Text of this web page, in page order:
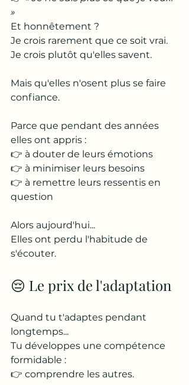
»
Et honnêtement ?
Je crois rarement que ce soit vrai.
Je crois plutôt qu'elles savent.
Mais qu'elles n'osent plus se faire
confiance.
Parce que pendant des années
elles ont appris :
👉 à douter de leurs émotions
👉 à minimiser leurs besoins
👉 à remettre leurs ressentis en
question
Alors aujourd'hui...
Elles ont perdu l'habitude de
s'écouter.
😔 Le prix de l'adaptation
Quand tu t'adaptes pendant
longtemps...
Tu développes une compétence
formidable :
👉 comprendre les autres.